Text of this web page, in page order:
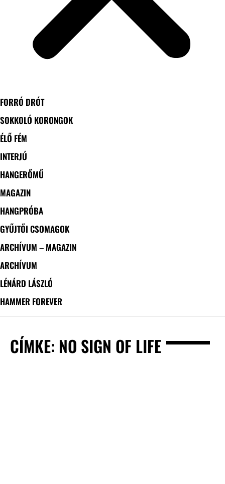
FORRÓ DRÓT
SOKKOLÓ KORONGOK
ÉLŐ FÉM
INTERJÚ
HANGERŐMŰ
MAGAZIN
HANGPRÓBA
GYŰJTŐI CSOMAGOK
ARCHÍVUM – MAGAZIN
ARCHÍVUM
LÉNÁRD LÁSZLÓ
HAMMER FOREVER
CÍMKE: NO SIGN OF LIFE